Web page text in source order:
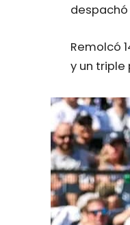
Remolcó
y un triple